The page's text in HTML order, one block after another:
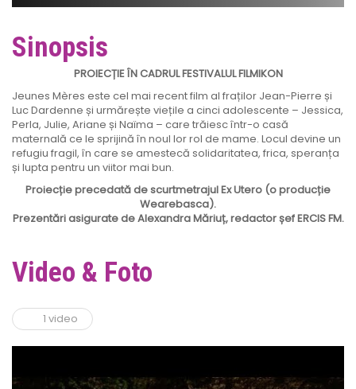
Sinopsis
PROIECȚIE ÎN CADRUL FESTIVALUL FILMIKON
Jeunes Mères este cel mai recent film al fraților Jean-Pierre și
Luc Dardenne și urmărește viețile a cinci adolescente – Jessica,
Perla, Julie, Ariane și Naïma – care trăiesc într-o casă
maternală ce le sprijină în noul lor rol de mame. Locul devine un
refugiu fragil, în care se amestecă solidaritatea, frica, speranța
și lupta pentru un viitor mai bun.
Proiecție precedată de scurtmetrajul Ex Utero (o producție
Wearebasca).
Prezentări asigurate de Alexandra Măriuț, redactor șef ERCIS FM.
Video & Foto
1 video